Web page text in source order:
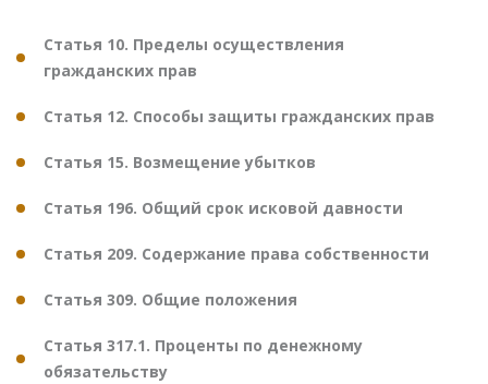
Статья 10. Пределы осуществления
гражданских прав
Статья 12. Способы защиты гражданских прав
Статья 15. Возмещение убытков
Статья 196. Общий срок исковой давности
Статья 209. Содержание права собственности
Статья 309. Общие положения
Статья 317.1. Проценты по денежному
обязательству